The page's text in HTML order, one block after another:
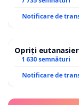
Notificare de
Opriți
1 630 semnături
Notificare de